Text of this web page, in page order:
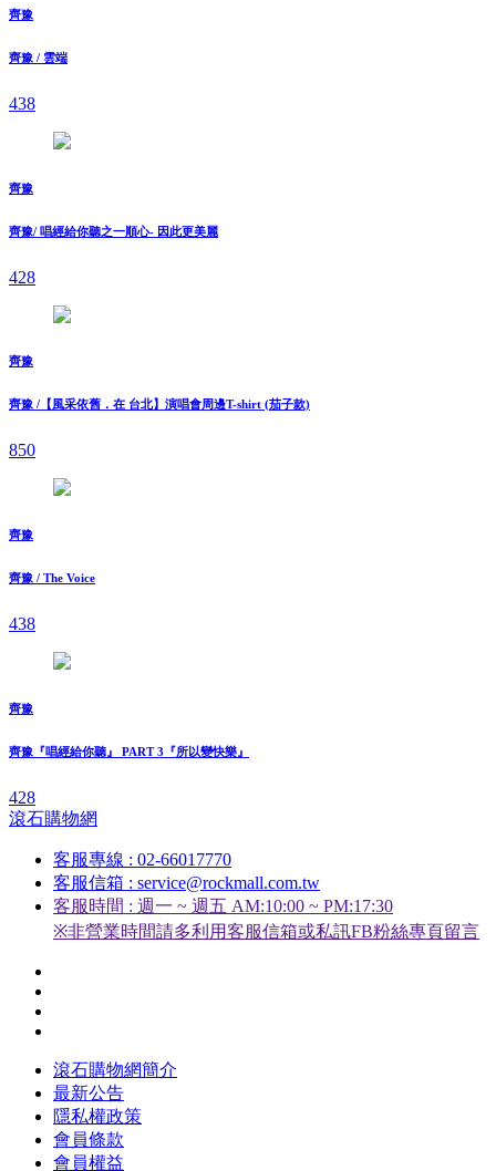
齊豫
齊豫 / 雲端
438
齊豫
齊豫/ 唱經給你聽之一順心- 因此更美麗
428
齊豫
齊豫 /【風采依舊．在 台北】演唱會周邊T-shirt (茄子款)
850
齊豫
齊豫 / The Voice
438
齊豫
齊豫『唱經給你聽』 PART 3『所以變快樂』
428
滾石購物網
客服專線 : 02-66017770
客服信箱 : service@rockmall.com.tw
客服時間 : 週一 ~ 週五 AM:10:00 ~ PM:17:30
※非營業時間請多利用客服信箱或私訊FB粉絲專頁留言
滾石購物網簡介
最新公告
隱私權政策
會員條款
會員權益